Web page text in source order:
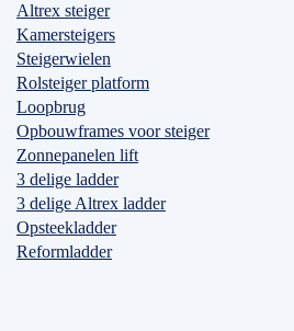
Altrex steiger
Kamersteigers
Steigerwielen
Rolsteiger platform
Loopbrug
Opbouwframes voor steiger
Zonnepanelen lift
3 delige ladder
3 delige Altrex ladder
Opsteekladder
Reformladder